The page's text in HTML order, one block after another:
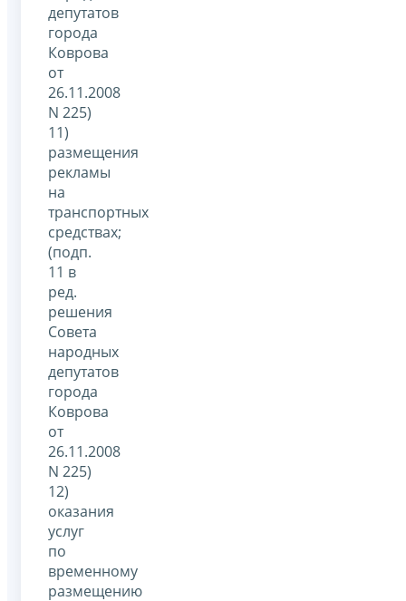
депутатов
города
Коврова
от
26.11.2008
N 225)
11)
размещения
рекламы
на
транспортных
средствах;
(подп.
11 в
ред.
решения
Совета
народных
депутатов
города
Коврова
от
26.11.2008
N 225)
12)
оказания
услуг
по
временному
размещению